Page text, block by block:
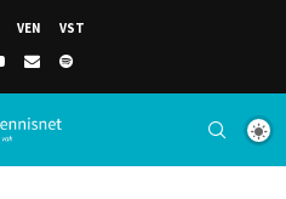
VEN VST